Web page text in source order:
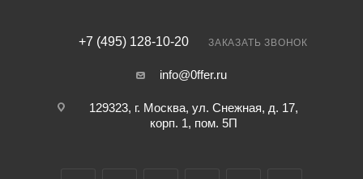
+7 (495) 128-10-20 ЗАКАЗАТЬ ЗВОНОК
info@0ffer.ru
129323, г. Москва, ул. Снежная, д. 17,
корп. 1, пом. 5П